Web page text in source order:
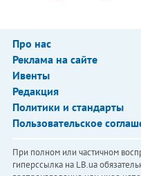
Про нас
Реклама на сайте
Ивенты
Редакция
Политики и стандарты
Пользовательское
При полном или частичном
гиперссылка на LB.ua